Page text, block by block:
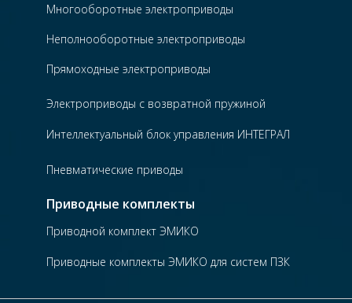
Многооборотные электроприводы
Неполнооборотные электроприводы
Прямоходные электроприводы
Электроприводы с возвратной пружиной
Интеллектуальный блок управления ИНТЕГРАЛ
Пневматические приводы
Приводной комплект ЭМИКО
Приводные комплекты
Приводные комплекты ЭМИКО для систем ПЗК